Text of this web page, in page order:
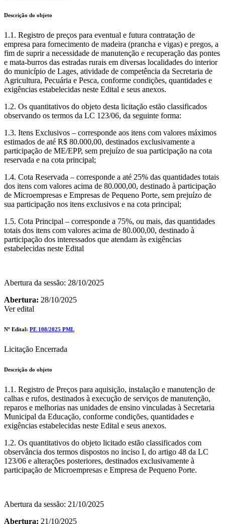
Descrição do objeto
1.1. Registro de preços para eventual e futura contratação de
empresa para fornecimento de madeira (prancha e vigas) e pregos, a
fim de suprir a necessidade de manutenção e recuperação das pontes
e mata-burros das estradas rurais em diversas localidades do interior
do município de Lages, atividade de competência da Secretaria de
Agricultura, Pecuária e Pesca, conforme condições, quantidades e
exigências estabelecidas neste Edital e seus anexos.
1.2. Os quantitativos do objeto desta licitação estão classificados
observando os termos da LC 123/06, da seguinte forma:
1.3. Itens Exclusivos – corresponde aos itens com valores máximos
estimados de até R$ 80.000,00, destinados exclusivamente a
participação de ME/EPP, sem prejuízo de sua participação na cota
reservada e na cota principal;
1.4. Cota Reservada – corresponde a até 25% das quantidades totais
dos itens com valores acima de 80.000,00, destinado à participação
de Microempresas e Empresas de Pequeno Porte, sem prejuízo de
sua participação nos itens exclusivos e na cota principal;
1.5. Cota Principal – corresponde a 75%, ou mais, das quantidades
totais dos itens com valores acima de 80.000,00, destinado à
participação dos interessados que atendam às exigências
estabelecidas neste Edital
Abertura da sessão: 28/10/2025
Abertura: 28/10/2025
Ver edital
Nº Edital: PE 108/2025 PML
Licitação Encerrada
Descrição do objeto
1.1. Registro de Preços para aquisição, instalação e manutenção de
calhas e rufos, destinados à execução de serviços de manutenção,
reparos e melhorias nas unidades de ensino vinculadas à Secretaria
Municipal da Educação, conforme condições, quantidades e
exigências estabelecidas neste Edital e seus anexos.
1.2. Os quantitativos do objeto licitado estão classificados com
observância dos termos dispostos no inciso I, do artigo 48 da LC
123/06 e alterações posteriores, destinados exclusivamente à
participação de Microempresas e Empresa de Pequeno Porte.
Abertura da sessão: 21/10/2025
Abertura: 21/10/2025